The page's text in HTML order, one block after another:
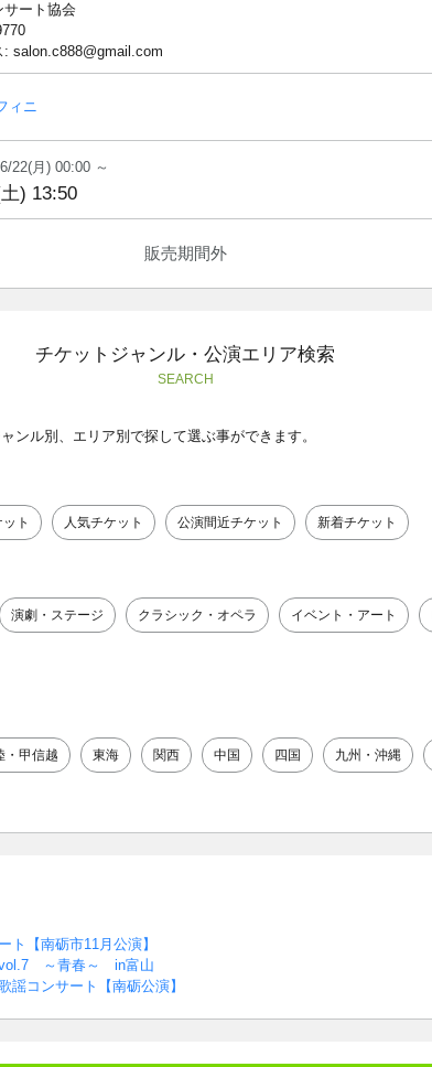
サート協会
: salon.c888@gmail.com
ィニ
22(月) 00:00 ～
) 13:50
販売期間外
チケットジャンル・公演エリア検索
SEARCH
ンル別、エリア別で探して選ぶ事ができます。
ト 人気チケット 公演間近チケット 新着チケット
演劇・ステージ クラシック・オペラ イベント・アート
・甲信越 東海 関西 中国 四国 九州・沖縄
ト【南砺市11月公演】
～青春～ in富山
謡コンサート【南砺公演】